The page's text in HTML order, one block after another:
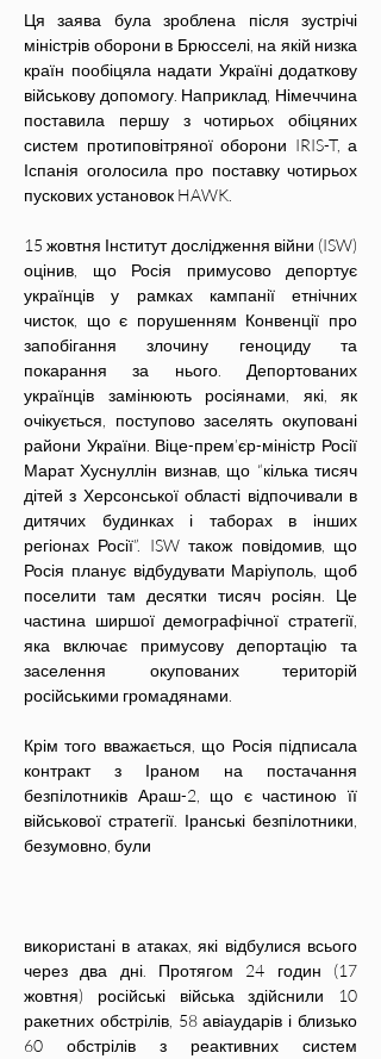
Ця заява була зроблена після зустрічі
міністрів оборони в Брюсселі, на якій низка
країн пообіцяла надати Україні додаткову
військову допомогу. Наприклад, Німеччина
поставила першу з чотирьох обіцяних
систем протиповітряної оборони IRIS-T, а
Іспанія оголосила про поставку чотирьох
пускових установок HAWK.
15 жовтня Інститут дослідження війни (ISW)
оцінив, що Росія примусово депортує
українців у рамках кампанії етнічних
чисток, що є порушенням Конвенції про
запобігання злочину геноциду та
покарання за нього. Депортованих
українців замінюють росіянами, які, як
очікується, поступово заселять окуповані
райони України. Віце-прем’єр-міністр Росії
Марат Хуснуллін визнав, що “кілька тисяч
дітей з Херсонської області відпочивали в
дитячих будинках і таборах в інших
регіонах Росії”. ISW також повідомив, що
Росія планує відбудувати Маріуполь, щоб
поселити там десятки тисяч росіян. Це
частина ширшої демографічної стратегії,
яка включає примусову депортацію та
заселення окупованих територій
російськими громадянами.
Крім того вважається, що Росія підписала
контракт з Іраном на постачання
безпілотників Араш-2, що є частиною її
військової стратегії. Іранські безпілотники,
безумовно, були
використані в атаках, які відбулися всього
через два дні. Протягом 24 годин (17
жовтня) російські війська здійснили 10
ракетних обстрілів, 58 авіаударів і близько
60 обстрілів з реактивних систем